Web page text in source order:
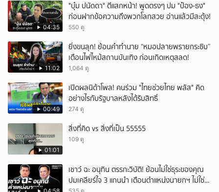
04:35
"บุ๋ม ปนัดดา" ตีแสกหน้า! พูดตรงๆ ปม "ป๋อง-ธง"
ก่อนฝากข้อความถึงพวกโลกสวย อ่านแล้วมีสะดุ้ง!
550 ดู
11:02
ยิ่งขนลุก! ย้อนคำทำนาย “หมอปลายพรายกระซิบ”
เตือนไฟไหม้สถานบันเทิง ก่อนเกิดเหตุสลด!
1,064 ดู
00:49
เปิดผลนิด้าโพล! คนร่วม "ไทยช่วยไทย พลัส" คิด
อย่างไรกับรัฐบาลหลังได้รับสิทธิ์
274 ดู
01:01
สิ่งที่คิด vs สิ่งที่เป็น 55555
109 ดู
เชาว์ ฉะ อนุทิน ตรรกะวิบัติ! ย้อนไม่ใช่ธุระของคุณ
ปมเคลียร์ใจ 3 แกนนำ เตือนตำแหน่งนายกฯ ไม่ใช่